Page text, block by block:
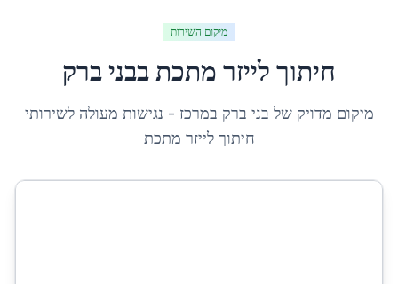
מיקום השירות
חיתוך לייזר מתכת בבני ברק
מיקום מדויק של בני ברק במרכז - נגישות מעולה לשירותי
חיתוך לייזר מתכת